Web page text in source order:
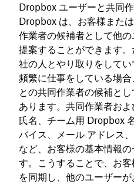
Dropbox ユーザーと共同作
Dropbox は、お客様また
作業者の候補者として他
提案することができます
社の人とやり取りをして
頻繁に仕事をしている場
との共同作業者の候補と
あります。共同作業者お
氏名、チーム用 Dropbox
バイス、メール アドレス
など、お客様の基本情報
す。こうすることで、お
を同期し、他のユーザー